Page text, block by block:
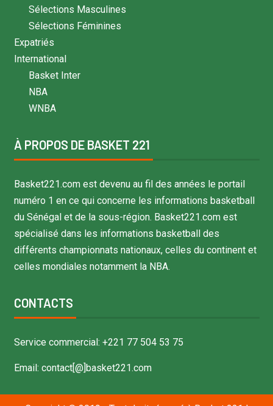
Sélections Masculines
Sélections Féminines
Expatriés
International
Basket Inter
NBA
WNBA
À PROPOS DE BASKET 221
Basket221.com est devenu au fil des années le portail
numéro 1 en ce qui concerne les informations basketball
du Sénégal et de la sous-région. Basket221.com est
spécialisé dans les informations basketball des
différents championnats nationaux, celles du continent et
celles mondiales notamment la NBA.
CONTACTS
Service commercial: +221 77 504 53 75
Email: contact[@]basket221.com